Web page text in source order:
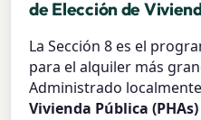
de Elección de
La Sección 8 es el
para el alquiler más
Administrado
Vivienda Pública (PHAs)